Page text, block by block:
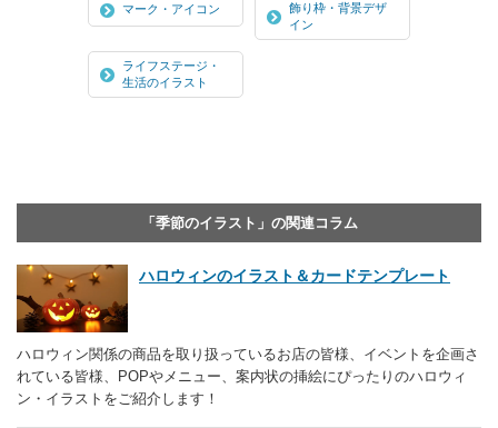
マーク・アイコン
飾り枠・背景デザ
イン
ライフステージ・
生活のイラスト
「季節のイラスト」の関連コラム
ハロウィンのイラスト＆カードテンプレート
ハロウィン関係の商品を取り扱っているお店の皆様、イベントを企画さ
れている皆様、POPやメニュー、案内状の挿絵にぴったりのハロウィ
ン・イラストをご紹介します！